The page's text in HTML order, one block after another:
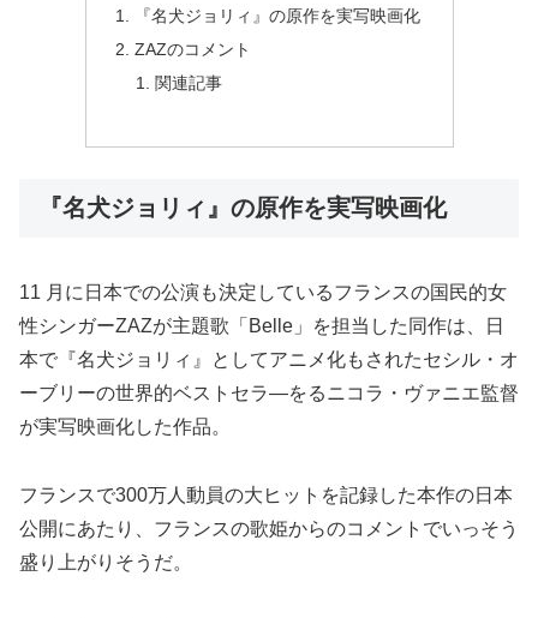
『名犬ジョリィ』の原作を実写映画化
ZAZのコメント
関連記事
『名犬ジョリィ』の原作を実写映画化
11 月に日本での公演も決定しているフランスの国民的女
性シンガーZAZが主題歌「Belle」を担当した同作は、日
本で『名犬ジョリィ』としてアニメ化もされたセシル・オ
ーブリーの世界的ベストセラ―をるニコラ・ヴァニエ監督
が実写映画化した作品。
フランスで300万人動員の大ヒットを記録した本作の日本
公開にあたり、フランスの歌姫からのコメントでいっそう
盛り上がりそうだ。